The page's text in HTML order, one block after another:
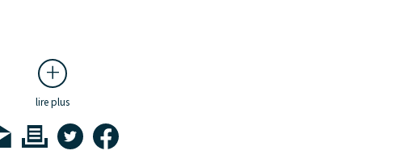
lire plus